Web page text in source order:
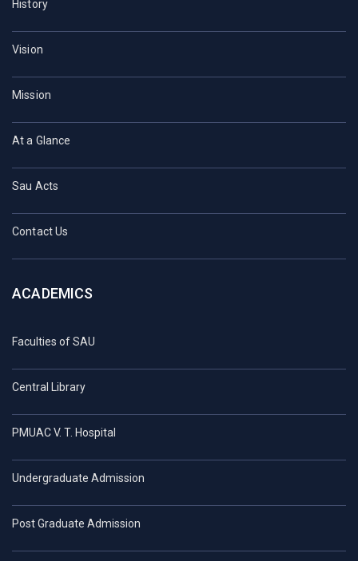
History
Vision
Mission
At a Glance
Sau Acts
Contact Us
ACADEMICS
Faculties of SAU
Central Library
PMUAC V. T. Hospital
Undergraduate Admission
Post Graduate Admission